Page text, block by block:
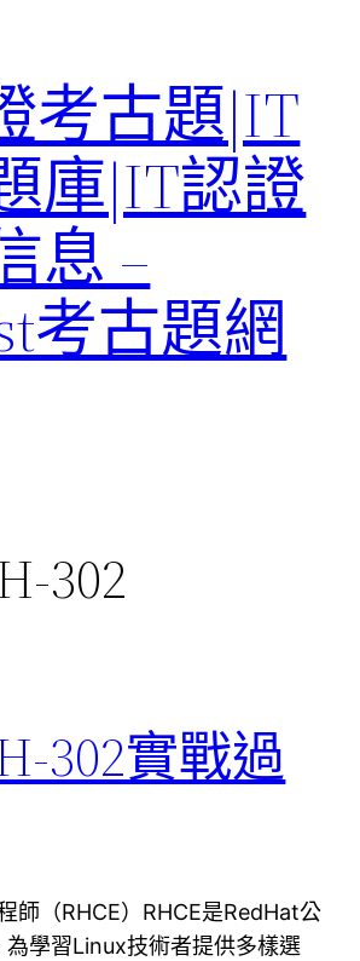
考古題|IT
庫|IT認證
息 –
考古題網
302
302實戰過
師（RHCE）RHCE是RedHat公
為學習Linux技術者提供多樣選